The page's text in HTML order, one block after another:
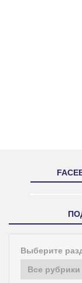
Выберите